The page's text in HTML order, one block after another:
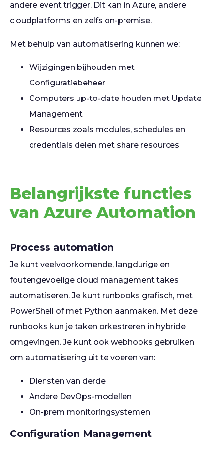
andere event trigger. Dit kan in Azure, andere
cloudplatforms en zelfs on-premise.
Met behulp van automatisering kunnen we:
Wijzigingen bijhouden met
Configuratiebeheer
Computers up-to-date houden met Update
Management
Resources zoals modules, schedules en
credentials delen met share resources
Belangrijkste functies
van Azure Automation
Process automation
Je kunt veelvoorkomende, langdurige en
foutengevoelige cloud management takes
automatiseren. Je kunt runbooks grafisch, met
PowerShell of met Python aanmaken. Met deze
runbooks kun je taken orkestreren in hybride
omgevingen. Je kunt ook webhooks gebruiken
om automatisering uit te voeren van:
Diensten van derde
Andere DevOps-modellen
On-prem monitoringsystemen
Configuration Management